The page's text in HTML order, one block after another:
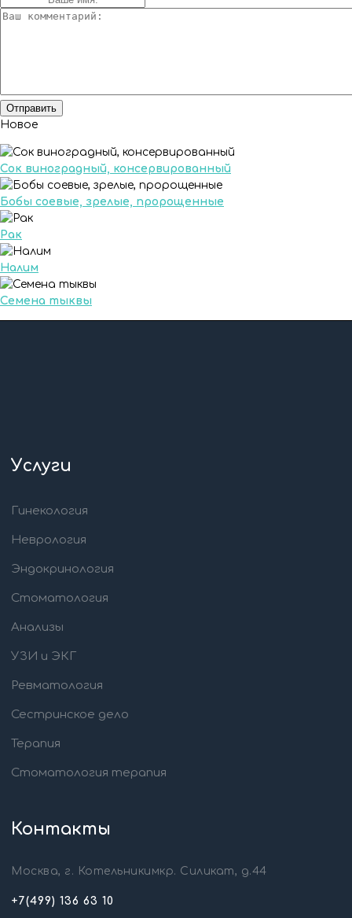
Новое
Сок виноградный, консервированный
Бобы соевые, зрелые, пророщенные
Рак
Налим
Семена тыквы
Услуги
Гинекология
Неврология
Эндокринология
Стоматология
Анализы
УЗИ и ЭКГ
Ревматология
Сестринское дело
Терапия
Стоматология терапия
Контакты
Москва, г. Котельникимкр. Силикат, д.44
+7(499) 136 63 10